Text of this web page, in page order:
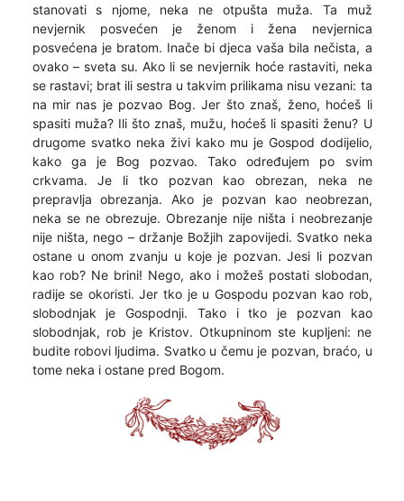
stanovati s njome, neka ne otpušta muža. Ta muž
nevjernik posvećen je ženom i žena nevjernica
posvećena je bratom. Inače bi djeca vaša bila nečista, a
ovako – sveta su. Ako li se nevjernik hoće rastaviti, neka
se rastavi; brat ili sestra u takvim prilikama nisu vezani: ta
na mir nas je pozvao Bog. Jer što znaš, ženo, hoćeš li
spasiti muža? Ili što znaš, mužu, hoćeš li spasiti ženu? U
drugome svatko neka živi kako mu je Gospod dodijelio,
kako ga je Bog pozvao. Tako određujem po svim
crkvama. Je li tko pozvan kao obrezan, neka ne
prepravlja obrezanja. Ako je pozvan kao neobrezan,
neka se ne obrezuje. Obrezanje nije ništa i neobrezanje
nije ništa, nego – držanje Božjih zapovijedi. Svatko neka
ostane u onom zvanju u koje je pozvan. Jesi li pozvan
kao rob? Ne brini! Nego, ako i možeš postati slobodan,
radije se okoristi. Jer tko je u Gospodu pozvan kao rob,
slobodnjak je Gospodnji. Tako i tko je pozvan kao
slobodnjak, rob je Kristov. Otkupninom ste kupljeni: ne
budite robovi ljudima. Svatko u čemu je pozvan, braćo, u
tome neka i ostane pred Bogom.